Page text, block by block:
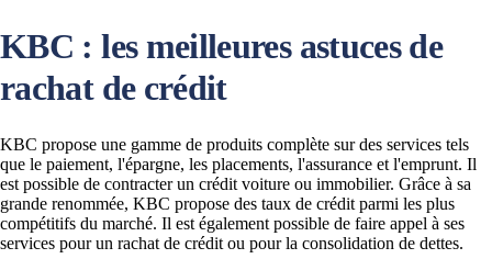
KBC : les meilleures astuces de
rachat de crédit
KBC propose une gamme de produits complète sur des services tels
que le paiement, l'épargne, les placements, l'assurance et l'emprunt. Il
est possible de contracter un crédit voiture ou immobilier. Grâce à sa
grande renommée, KBC propose des taux de crédit parmi les plus
compétitifs du marché. Il est également possible de faire appel à ses
services pour un rachat de crédit ou pour la consolidation de dettes.